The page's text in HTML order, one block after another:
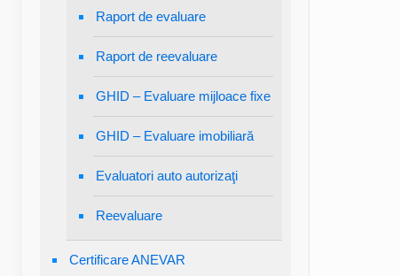
Raport de evaluare
Raport de reevaluare
GHID – Evaluare mijloace fixe
GHID – Evaluare imobiliară
Evaluatori auto autorizaţi
Reevaluare
Certificare ANEVAR